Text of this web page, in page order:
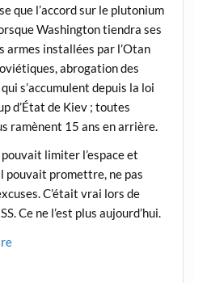
que l’accord sur le plutonium
Washington tiendra ses
armes installées par l’Otan
abrogation des
s’accumulent depuis la loi
d’État de Kiev ; toutes
ramènent 15 ans en arrière.
limiter l’espace et
pouvait promettre, ne pas
C’était vrai lors de
Ce ne l’est plus aujourd’hui.